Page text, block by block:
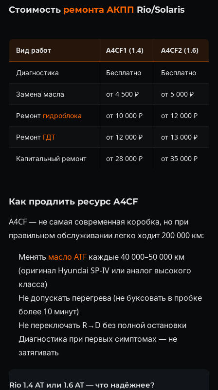
Стоимость ремонта АКПП Rio/Solaris
Вид работ A4CF1 (1.4) A4CF2 (1.6)
Диагностика Бесплатно Бесплатно
Замена масла от 4 500 ₽ от 5 000 ₽
Ремонт гидроблока от 10 000 ₽ от 12 000 ₽
Ремонт ГДТ от 12 000 ₽ от 13 000 ₽
Капитальный ремонт от 28 000 ₽ от 35 000 ₽
Как продлить ресурс A4CF
A4CF — не самая современная коробка, но при
правильном обслуживании легко ходит 200 000 км:
Менять масло ATFкаждые 40 000–50 000 км
(оригинал Hyundai SP-IV или аналог высокого
класса)
Не допускать перегрева (не буксовать в пробке
более 10 минут)
Не переключать R→D без полной остановки
Диагностика при первых симптомах — не
затягивать
Rio 1.4 AT или 1.6 AT — что надёжнее?